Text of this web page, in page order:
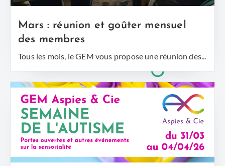
Mars : réunion et goûter mensuel
des membres
Tous les mois, le GEM vous propose une réunion des...